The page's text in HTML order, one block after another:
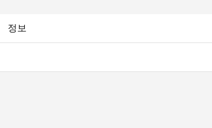
정보